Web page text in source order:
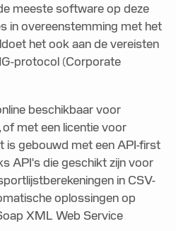
meeste software op deze
in overeenstemming met het
het ook aan de vereisten
protocol (Corporate
beschikbaar voor
of met een licentie voor
is gebouwd met een API-first
API's die geschikt zijn voor
in CSV-
oplossingen op
XML Web Service